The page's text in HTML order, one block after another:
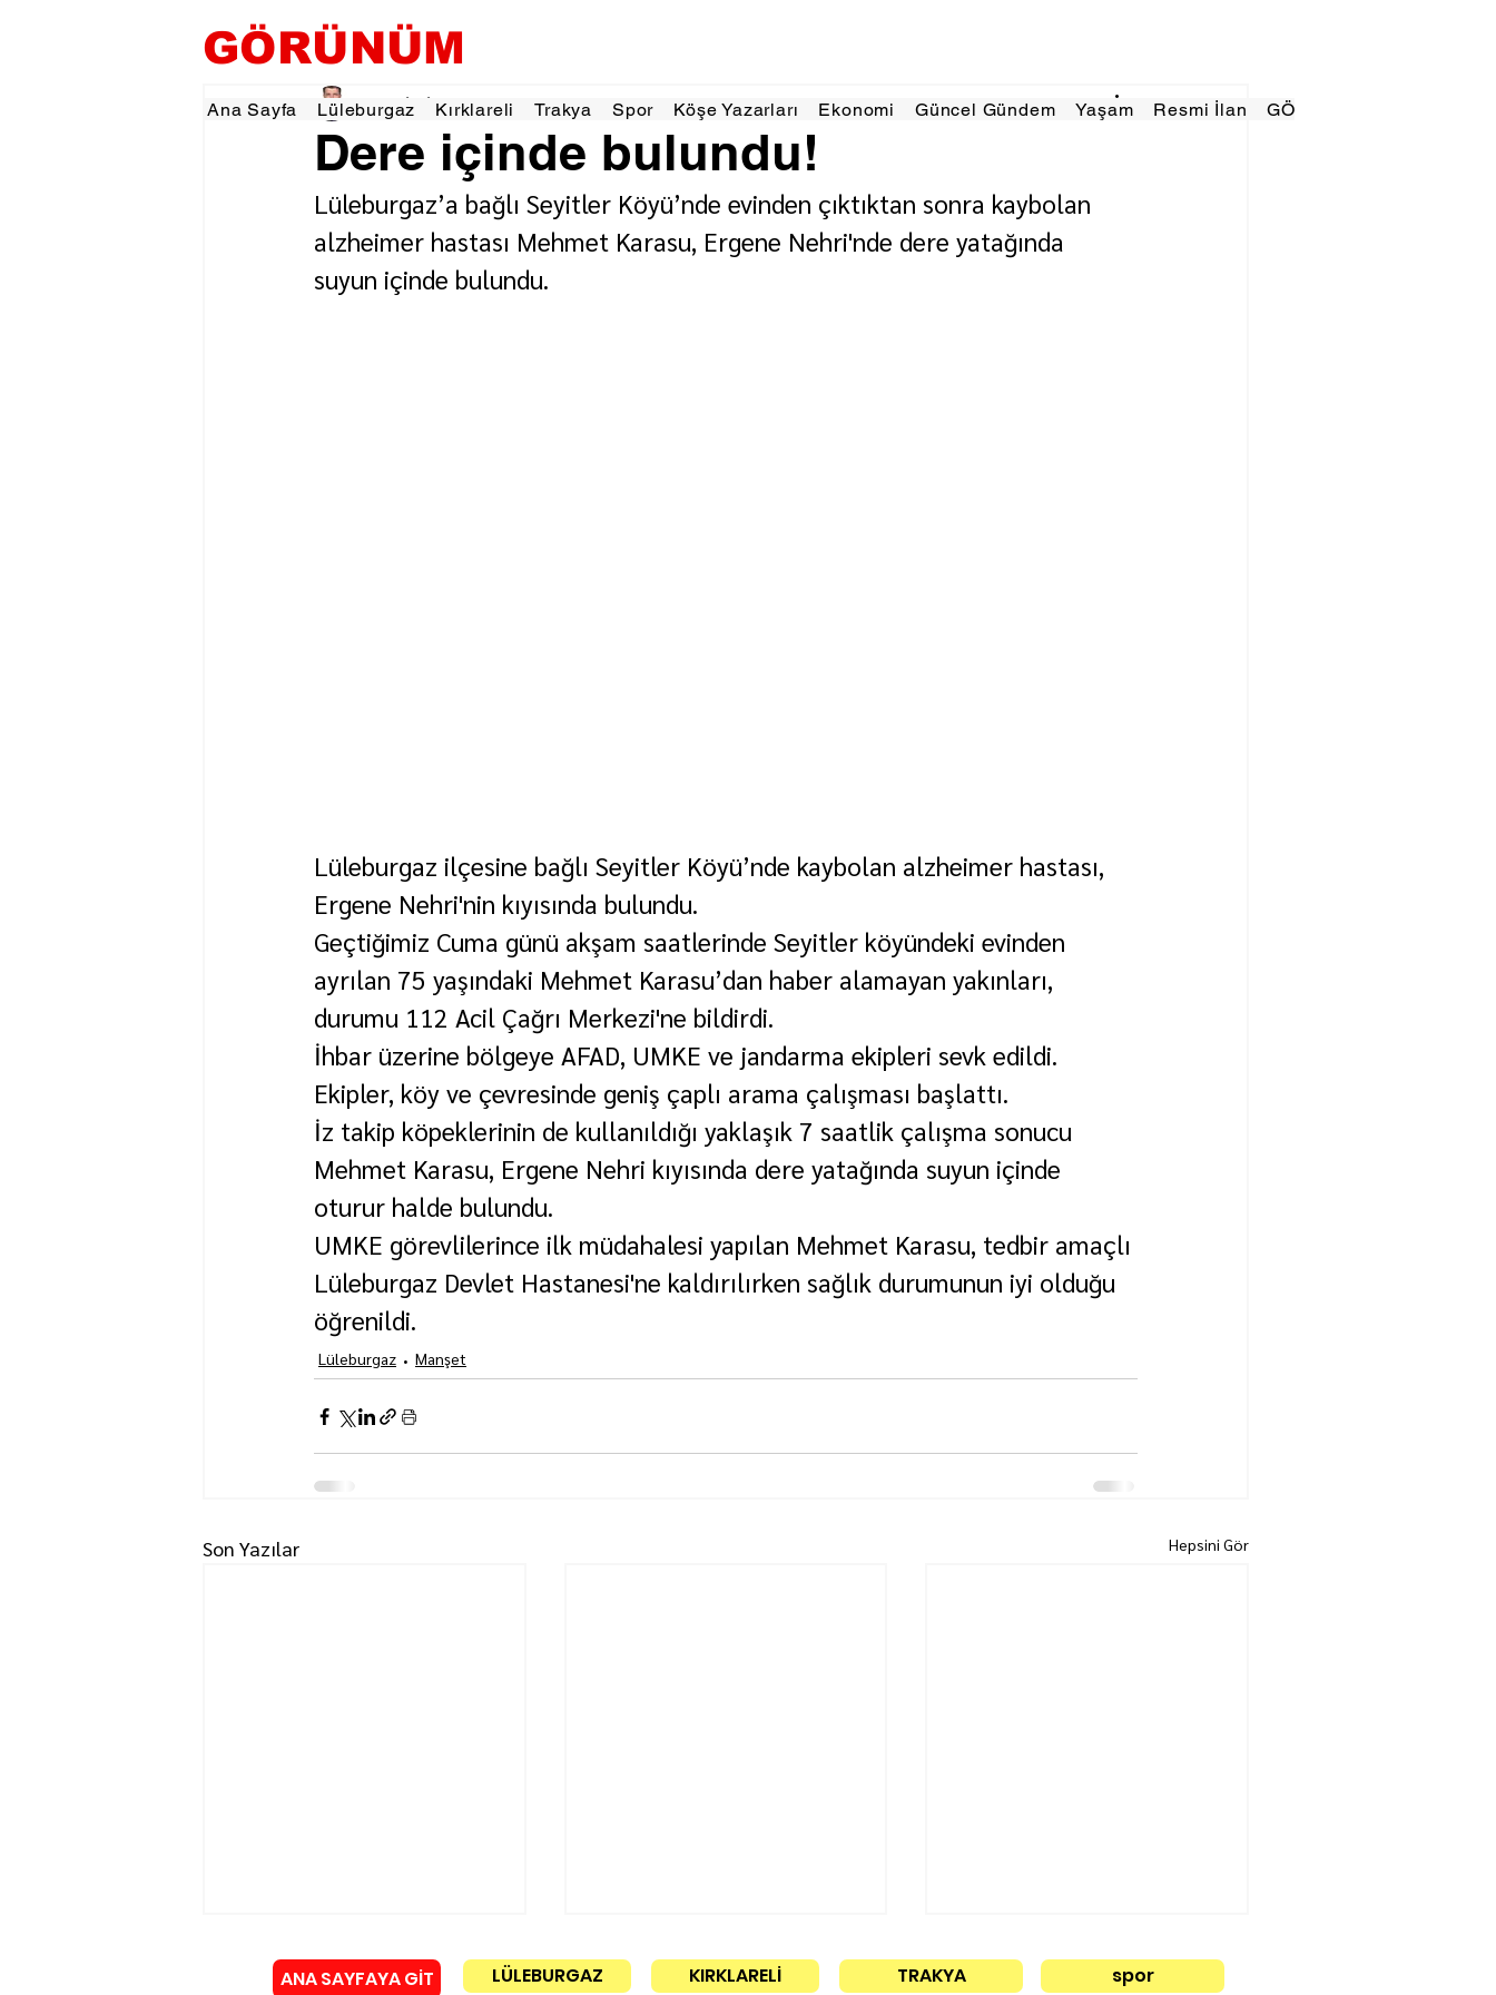
GÖRÜNÜM
Ana Sayfa Lüleburgaz Kırklareli Trakya Spor Köşe Yazarları Ekonomi Güncel Gündem Yaşam Resmi İlan GÖRÜNÜMTV
Dere içinde bulundu!
Tevfik İŞÇİ 25 Ağu 2025 1 dakikada okunur
Lüleburgaz’a bağlı Seyitler Köyü’nde evinden çıktıktan sonra kaybolan
alzheimer hastası Mehmet Karasu, Ergene Nehri'nde dere yatağında
suyun içinde bulundu.
Lüleburgaz ilçesine bağlı Seyitler Köyü’nde kaybolan alzheimer hastası,
Ergene Nehri'nin kıyısında bulundu.
Geçtiğimiz Cuma günü akşam saatlerinde Seyitler köyündeki evinden
ayrılan 75 yaşındaki Mehmet Karasu’dan haber alamayan yakınları,
durumu 112 Acil Çağrı Merkezi'ne bildirdi.
İhbar üzerine bölgeye AFAD, UMKE ve jandarma ekipleri sevk edildi.
Ekipler, köy ve çevresinde geniş çaplı arama çalışması başlattı.
İz takip köpeklerinin de kullanıldığı yaklaşık 7 saatlik çalışma sonucu
Mehmet Karasu, Ergene Nehri kıyısında dere yatağında suyun içinde
oturur halde bulundu.
UMKE görevlilerince ilk müdahalesi yapılan Mehmet Karasu, tedbir amaçlı
Lüleburgaz Devlet Hastanesi'ne kaldırılırken sağlık durumunun iyi olduğu
öğrenildi.
Lüleburgaz Manşet
Son Yazılar Hepsini Gör
ANA SAYFAYA GİT LÜLEBURGAZ KIRKLARELİ TRAKYA spor